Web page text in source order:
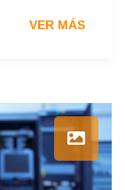
VER MÁS